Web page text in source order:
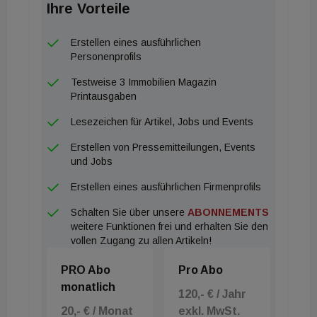
insbesondere die Nachfrage im Zusammenhang mit
E-Commerce dürfte im Laufe der Zeit zunehmen,
da die Online-Ausgaben in den weniger dicht
besiedelten kontinentaleuropäischen Märkten
stärker an Bedeutung gewinnen. PGIM Real Estate
rechnet mit einem anhaltenden,
Logistik-Subsektoren und -gebieten, wobei sich
voraussichtlich ab diesem Jahr neue Chancen
ergeben werden.
Die starke Erholung der Reisenachfrage nach der
Umsatzwachstum pro verfügbarem Zimmer
(RevPAR) im Hotel- und Gaststättengewerbe
wider, während das Angebot an Hotelzimmern
Ihre Vorteile
Erstellen eines ausführlichen
Personenprofils
Testweise 3 Immobilien Magazin
Printausgaben
Lesezeichen für Artikel, Jobs und Events
Erstellen von Pressemitteilungen, Events
und Jobs
Erstellen eines ausführlichen Firmenprofils
Schalten Sie über unsere ABONNEMENTS
weitere Funktionen frei und erhalten Sie den
vollen Zugang zu allen Artikeln!
PRO Abo
monatlich
20,- € / Monat
Pro Abo
120,- € / Jahr
exkl. MwSt.